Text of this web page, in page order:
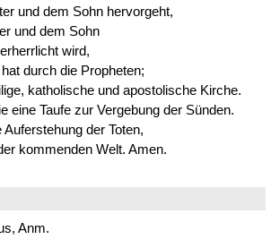
und dem Sohn hervorgeht,
und dem Sohn
wird,
durch die Propheten;
katholische und apostolische Kirche.
eine Taufe zur Vergebung der Sünden.
der Toten,
kommenden Welt. Amen.
Anm.